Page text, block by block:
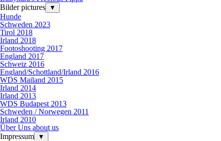
Bilder pictures
▼
Hunde
Schweden 2023
Tirol 2018
Irland 2018
Footoshooting 2017
England 2017
Schweiz 2016
England/Schottland/Irland 2016
WDS Mailand 2015
Irland 2014
Irland 2013
WDS Budapest 2013
Schweden / Norwegen 2011
Irland 2010
Über Uns about us
Impressum
▼